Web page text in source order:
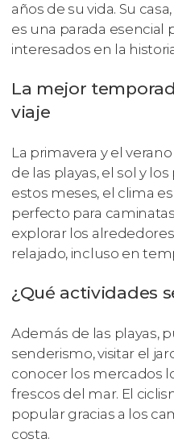
años de su vida. Su
es una parada esencial
interesados en la
La mejor
viaje
La primavera y el
de las playas, el sol y
estos meses, el clima
perfecto para
explorar los
relajado, incluso en
¿Qué actividades
Además de las playas,
senderismo, visitar el
conocer los mercados
frescos del mar. El
popular gracias a los
costa.